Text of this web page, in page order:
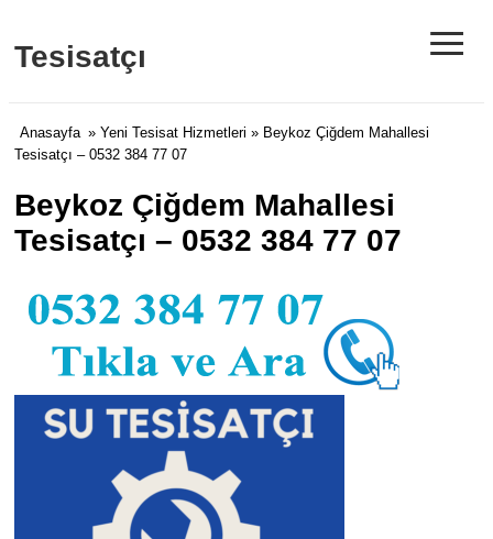
Tesisatçı ≡
Anasayfa » Yeni Tesisat Hizmetleri » Beykoz Çiğdem Mahallesi
Tesisatçı – 0532 384 77 07
Beykoz Çiğdem Mahallesi
Tesisatçı – 0532 384 77 07